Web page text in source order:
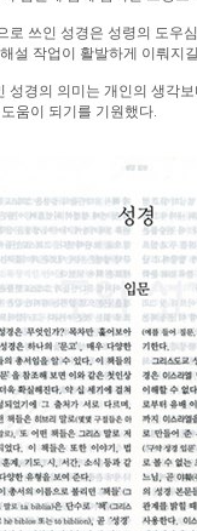
로 쓰인 성경은 성령의 도우
설 작업이 활발하게 이뤄지
성경의 의미는 개인의 생각
움이 되기를 기원했다.